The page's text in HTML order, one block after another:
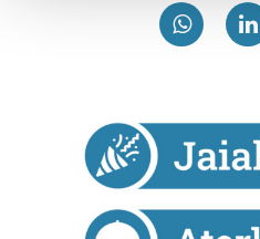
Guk eta gure bazkideek zure
neurtzeko, jendeari buruzko
produktuak garatzeko. Zure